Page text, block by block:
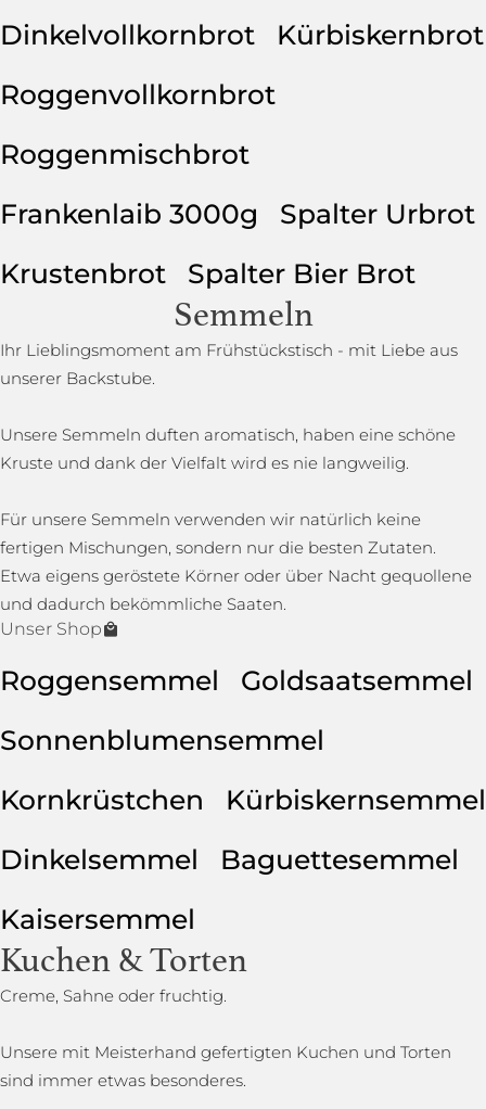
Dinkelvollkornbrot
Kürbiskernbrot
Roggenvollkornbrot
Roggenmischbrot
Frankenlaib 3000g
Spalter Urbrot
Krustenbrot
Spalter Bier Brot
Semmeln
Ihr Lieblingsmoment am Frühstückstisch - mit Liebe aus
unserer Backstube.
Unsere Semmeln duften aromatisch, haben eine schöne
Kruste und dank der Vielfalt wird es nie langweilig.
Für unsere Semmeln verwenden wir natürlich keine
fertigen Mischungen, sondern nur die besten Zutaten.
Etwa eigens geröstete Körner oder über Nacht gequollene
und dadurch bekömmliche Saaten.
Unser Shop
Roggensemmel
Goldsaatsemmel
Sonnenblumensemmel
Kornkrüstchen
Kürbiskernsemmel
Dinkelsemmel
Baguettesemmel
Kaisersemmel
Kuchen & Torten
Creme, Sahne oder fruchtig.
Unsere mit Meisterhand gefertigten Kuchen und Torten
sind immer etwas besonderes.